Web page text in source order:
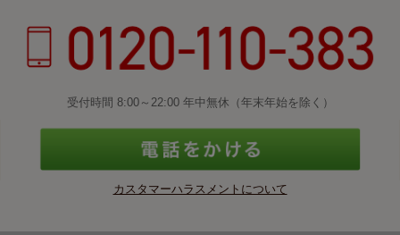
受付時間 8:00～22:00 年中無休（年末年始を除く）
カスタマーハラスメントについて